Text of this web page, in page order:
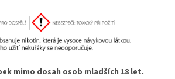
mimo dosah osob mladších 18 let.